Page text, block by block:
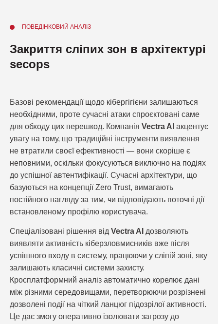
ПОВЕДІНКОВИЙ АНАЛІЗ
Закриття сліпих зон в архітектурі
secops
Базові рекомендації щодо кібергігієни залишаються
необхідними, проте сучасні атаки спроєктовані саме
для обходу цих перешкод. Компанія Vectra AI акцентує
увагу на тому, що традиційні інструменти виявлення
не втратили своєї ефективності — вони скоріше є
неповними, оскільки фокусуються виключно на подіях
до успішної автентифікації. Сучасні архітектури, що
базуються на концепції Zero Trust, вимагають
постійного нагляду за тим, чи відповідають поточні дії
встановленому профілю користувача.
Спеціалізовані рішення від Vectra AI дозволяють
виявляти активність кіберзловмисників вже після
успішного входу в систему, працюючи у сліпій зоні, яку
залишають класичні системи захисту.
Кросплатформний аналіз автоматично корелює дані
між різними середовищами, перетворюючи розрізнені
дозволені події на чіткий ланцюг підозрілої активності.
Це дає змогу оперативно ізолювати загрозу до